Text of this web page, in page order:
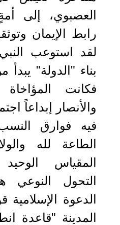
العصبوي، إلى
رابط الإيمان
لقد استوعب
بناء "الدولة" يبدأ
فكانت
والأنصار إبداعاً
فيه فوارق
الطاعة لله
المقياس
التحول
الدعوة
المدينة "قاعدة